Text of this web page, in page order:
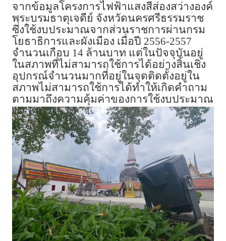
จากข้อมูลโครงการไฟฟ้าแสงสีส่องสว่างองค์
พระบรมธาตุเจดีย์ จังหวัดนครศรีธรรมราช
ซึ่งใช้งบประมาณจากส่วนราชการผ่านกรม
โยธาธิการและผังเมือง เมื่อปี 2556-2557
จำนวนเกือบ 14 ล้านบาท แต่ในปัจจุบันอยู่
ในสภาพที่ไม่สามารถใช้การได้อย่างสิ้นเชิง
อุปกรณ์จำนวนมากที่อยู่ในจุดติดตั้งอยู่ใน
สภาพไม่สามารถใช้การได้ทำให้เกิดคำถาม
ตามมาถึงความคุ้มค่าของการใช้งบประมาณ